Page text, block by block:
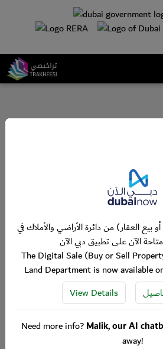
بيع العقار) من دائرة الأراضي والأملاك في
الآن على تطبيق دبي الآن
The Digital Sale (Buy or Sell
Land Department is now available
View Details
Need more info?Malik, our AI
away!